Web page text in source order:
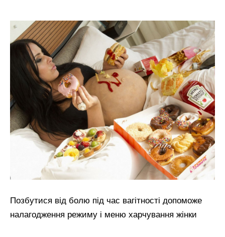
Позбутися від болю під час вагітності допоможе
налагодження режиму і меню харчування жінки